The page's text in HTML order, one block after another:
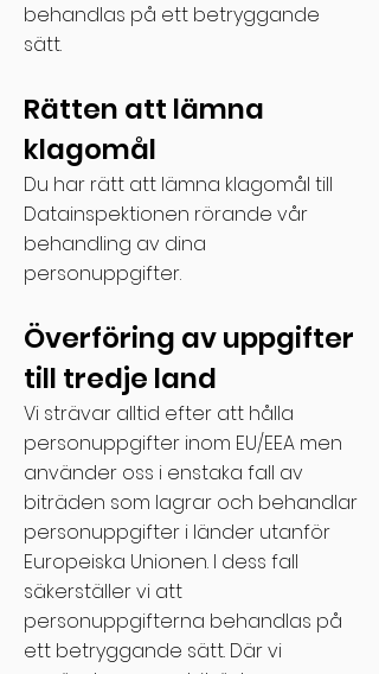
behandlas på ett betryggande
sätt.
Rätten att lämna
klagomål
Du har rätt att lämna klagomål till
Datainspektionen rörande vår
behandling av dina
personuppgifter.
Överföring av uppgifter
till tredje land
Vi strävar alltid efter att hålla
personuppgifter inom EU/EEA men
använder oss i enstaka fall av
biträden som lagrar och behandlar
personuppgifter i länder utanför
Europeiska Unionen. I dess fall
säkerställer vi att
personuppgifterna behandlas på
ett betryggande sätt. Där vi